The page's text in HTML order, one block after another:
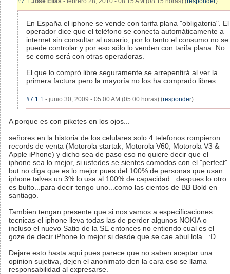
En España el iphone se vende con tarifa plana "obligatoria". El
operador dice que el teléfono se conecta automáticamente a
internet sin consultar al usuario, por lo tanto el consumo no se
puede controlar y por eso sólo lo venden con tarifa plana. No
se como será con otras operadoras.
El que lo compró libre seguramente se arrepentirá al ver la
primera factura pero la mayoría no los ha comprado libres.
#7.1.1 - junio 30, 2009 - 05:00 AM (05:00 horas) (responder)
A porque es con piketes en los ojos...
señores en la historia de los celulares solo 4 telefonos rompieron
records de venta (Motorola startak, Motorola V60, Motorola V3 &
Apple iPhone) y dicho sea de paso eso no quiere decir que el
iphone sea lo mejor, si ustedes se sientes comodos con el "perfect"
but no diga que es lo mejor pues del 100% de personas que usan
iphone talves un 3% lo usa al 100% de capacidad...despues lo otro
es bulto...para decir tengo uno...como las cientos de BB Bold en
santiago.
Tambien tengan presente que si nos vamos a especificaciones
tecnicas el iphone lleva todas las de perder algunos NOKIA o
incluso el nuevo Satio de la SE entonces no entiendo cual es el
goze de decir iPhone lo mejor si desde que se cae abul lola...:D
Dejare esto hasta aqui pues parece que no saben aceptar una
opinion sujetiva, dejen el anonimato den la cara eso se llama
responsabilidad al expresarse.